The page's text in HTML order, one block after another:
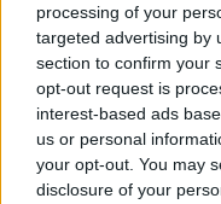
processing of your
targeted advertising by
section to confirm your
opt-out request is
interest-based ads
us or personal
your opt-out. You may
disclosure of your